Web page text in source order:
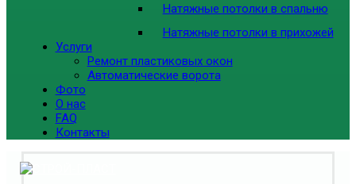
Натяжные потолки в спальню
Натяжные потолки в прихожей
Услуги
Ремонт пластиковых окон
Автоматические ворота
Фото
О нас
FAQ
Контакты